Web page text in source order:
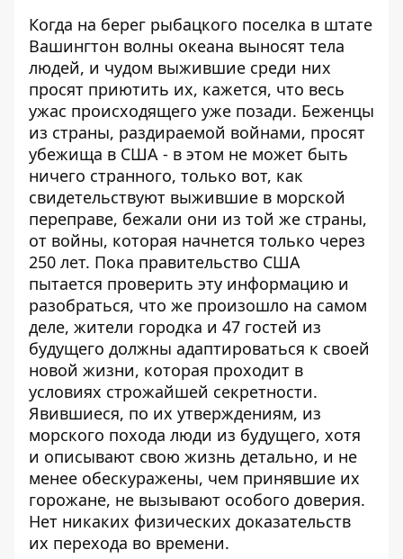
Когда на берег рыбацкого поселка в штате
Вашингтон волны океана выносят тела
людей, и чудом выжившие среди них
просят приютить их, кажется, что весь
ужас происходящего уже позади. Беженцы
из страны, раздираемой войнами, просят
убежища в США - в этом не может быть
ничего странного, только вот, как
свидетельствуют выжившие в морской
переправе, бежали они из той же страны,
от войны, которая начнется только через
250 лет. Пока правительство США
пытается проверить эту информацию и
разобраться, что же произошло на самом
деле, жители городка и 47 гостей из
будущего должны адаптироваться к своей
новой жизни, которая проходит в
условиях строжайшей секретности.
Явившиеся, по их утверждениям, из
морского похода люди из будущего, хотя
и описывают свою жизнь детально, и не
менее обескуражены, чем принявшие их
горожане, не вызывают особого доверия.
Нет никаких физических доказательств
их перехода во времени.